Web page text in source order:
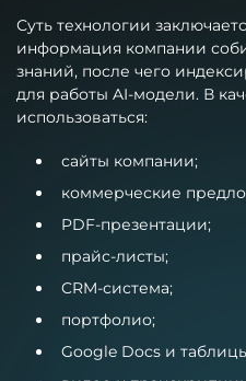
Суть технологии
информация компании
знаний, после чего
для работы AI-модели. В
использоваться:
сайты компании;
коммерческие
PDF-презентации;
прайс-листы;
CRM-система;
портфолио;
Google Docs и